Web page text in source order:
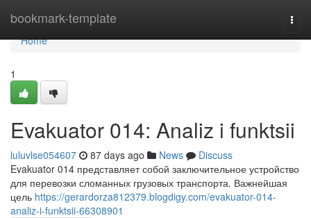
bookmark-template
Home
Home
1
Evakuator 014: Analiz i funktsii
luluvlse054607 87 days ago News
Discuss
Evakuator 014 представляет собой заключительное устройство
для перевозки сломанных грузовых транспорта. Важнейшая
цель https://gerardorza812379.blogdigy.com/evakuator-014-
analiz-i-funktsii-66308901